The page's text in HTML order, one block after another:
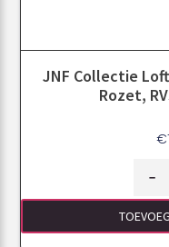
JNF Collectie
Rozet,
€
-